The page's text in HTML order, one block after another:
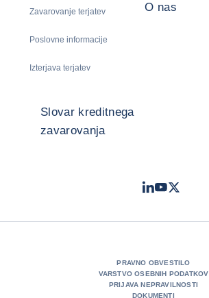
Zavarovanje terjatev
Poslovne informacije
Izterjava terjatev
O nas
Slovar kreditnega
zavarovanja
LinkedIn
Youtube
Twitter
PRAVNO OBVESTILO
VARSTVO OSEBNIH PODATKOV
PRIJAVA NEPRAVILNOSTI
DOKUMENTI